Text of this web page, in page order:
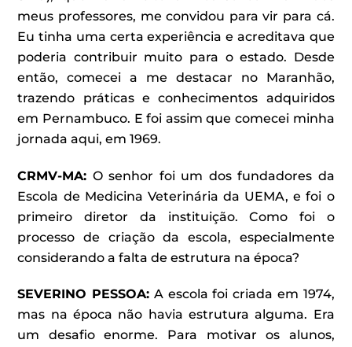
meus professores, me convidou para vir para cá.
Eu tinha uma certa experiência e acreditava que
poderia contribuir muito para o estado. Desde
então, comecei a me destacar no Maranhão,
trazendo práticas e conhecimentos adquiridos
em Pernambuco. E foi assim que comecei minha
jornada aqui, em 1969.
CRMV-MA: O senhor foi um dos fundadores da
Escola de Medicina Veterinária da UEMA, e foi o
primeiro diretor da instituição. Como foi o
processo de criação da escola, especialmente
considerando a falta de estrutura na época?
SEVERINO PESSOA: A escola foi criada em 1974,
mas na época não havia estrutura alguma. Era
um desafio enorme. Para motivar os alunos,